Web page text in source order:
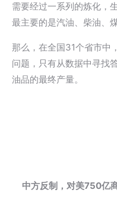
需要经过一系列的炼化，
最主要的是汽油、柴油、
那么，在全国31个省市中
问题，只有从数据中寻找
油品的最终产量。
中方反制，对美750亿